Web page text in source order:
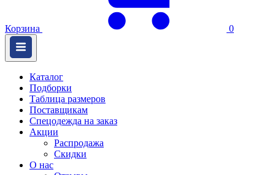
Корзина 0
Каталог
Подборки
Таблица размеров
Поставщикам
Спецодежда на заказ
Акции
Распродажа
Скидки
О нас